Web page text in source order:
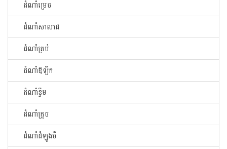
ដំណាំម្រេច
ដំណាំសាលាដ
ដំណាំត្រប់
ដំណាំឪឡឹក
ដំណាំខ្ទឹម
ដំណាំក្រូច
ដំណាំដំឡូងមី